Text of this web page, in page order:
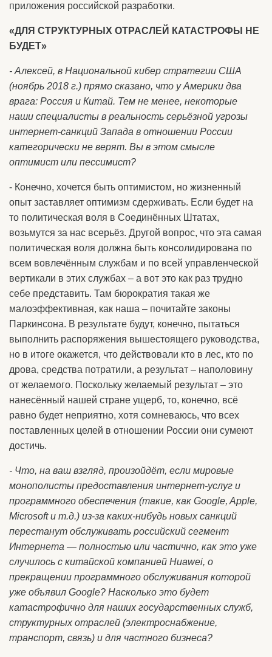
приложения российской разработки.
«ДЛЯ СТРУКТУРНЫХ ОТРАСЛЕЙ КАТАСТРОФЫ НЕ
БУДЕТ»
- Алексей, в Национальной кибер стратегии США
(ноябрь 2018 г.) прямо сказано, что у Америки два
врага: Россия и Китай. Тем не менее, некоторые
наши специалисты в реальность серьёзной угрозы
интернет-санкций Запада в отношении России
категорически не верят. Вы в этом смысле
оптимист или пессимист?
- Конечно, хочется быть оптимистом, но жизненный
опыт заставляет оптимизм сдерживать. Если будет на
то политическая воля в Соединённых Штатах,
возьмутся за нас всерьёз. Другой вопрос, что эта самая
политическая воля должна быть консолидирована по
всем вовлечённым службам и по всей управленческой
вертикали в этих службах – а вот это как раз трудно
себе представить. Там бюрократия такая же
малоэффективная, как наша – почитайте законы
Паркинсона. В результате будут, конечно, пытаться
выполнить распоряжения вышестоящего руководства,
но в итоге окажется, что действовали кто в лес, кто по
дрова, средства потратили, а результат – наполовину
от желаемого. Поскольку желаемый результат – это
нанесённый нашей стране ущерб, то, конечно, всё
равно будет неприятно, хотя сомневаюсь, что всех
поставленных целей в отношении России они сумеют
достичь.
- Что, на ваш взгляд, произойдёт, если мировые
монополисты предоставления интернет-услуг и
программного обеспечения (такие, как Google, Apple,
Microsoft и т.д.) из-за каких-нибудь новых санкций
перестанут обслуживать российский сегмент
Интернета — полностью или частично, как это уже
случилось с китайской компанией Huawei, о
прекращении программного обслуживания которой
уже объявил Google? Насколько это будет
катастрофично для наших государственных служб,
структурных отраслей (электроснабжение,
транспорт, связь) и для частного бизнеса?